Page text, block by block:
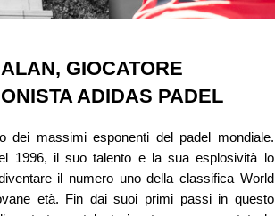
GIOCATORE
ADIDAS PADEL
dei massimi esponenti del padel mondiale.
1996, il suo talento e la sua esplosività lo
il numero uno della classifica World
età. Fin dai suoi primi passi in questo